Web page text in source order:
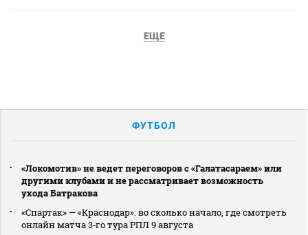
ЕЩЕ
ФУТБОЛ
«Локомотив» не ведет переговоров с «Галатасараем» или
другими клубами и не рассматривает возможность
ухода Батракова
«Спартак» — «Краснодар»: во сколько начало, где смотреть
онлайн матча 3‑го тура РПЛ 9 августа